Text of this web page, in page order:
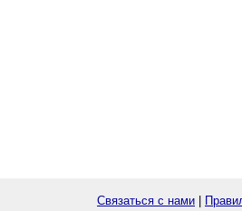
Связаться с нами